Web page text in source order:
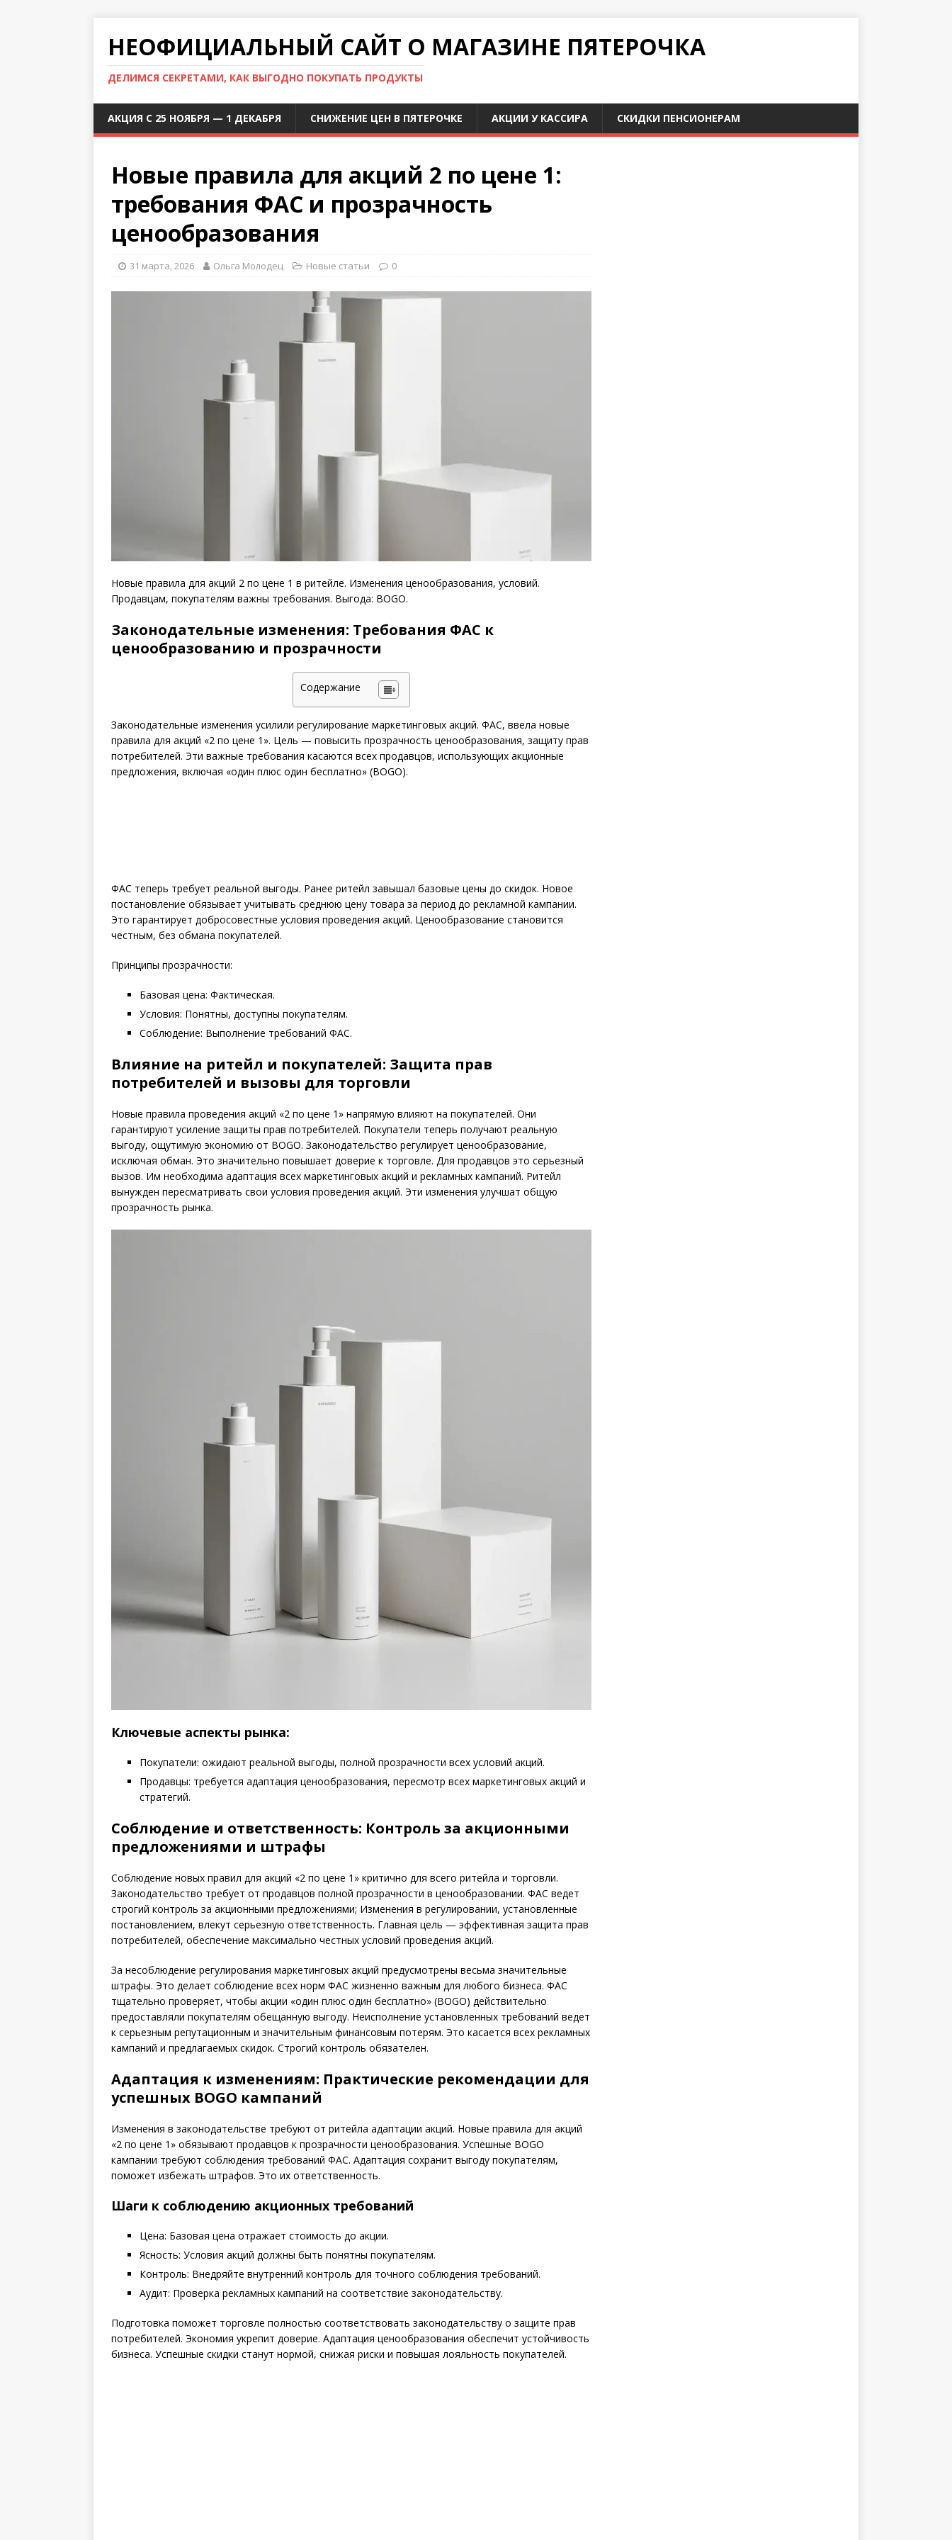
НЕОФИЦИАЛЬНЫЙ САЙТ О МАГАЗИНЕ ПЯТЕРОЧКА
ДЕЛИМСЯ СЕКРЕТАМИ, КАК ВЫГОДНО ПОКУПАТЬ ПРОДУКТЫ
АКЦИЯ С 25 НОЯБРЯ — 1 ДЕКАБРЯ СНИЖЕНИЕ ЦЕН В ПЯТЕРОЧКЕ АКЦИИ У КАССИРА СКИДКИ ПЕНСИОНЕРАМ
Новые правила для акций 2 по цене 1:
требования ФАС и прозрачность
ценообразования
31 марта, 2026 Ольга Молодец Новые статьи 0
Новые правила для акций 2 по цене 1 в ритейле. Изменения ценообразования, условий.
Продавцам, покупателям важны требования. Выгода: BOGO.
Законодательные изменения: Требования ФАС к
ценообразованию и прозрачности
Содержание
Законодательные изменения усилили регулирование маркетинговых акций. ФАС, ввела новые
правила для акций «2 по цене 1». Цель — повысить прозрачность ценообразования, защиту прав
потребителей. Эти важные требования касаются всех продавцов, использующих акционные
предложения, включая «один плюс один бесплатно» (BOGO).
ФАС теперь требует реальной выгоды. Ранее ритейл завышал базовые цены до скидок. Новое
постановление обязывает учитывать среднюю цену товара за период до рекламной кампании.
Это гарантирует добросовестные условия проведения акций. Ценообразование становится
честным, без обмана покупателей.
Принципы прозрачности:
Базовая цена: Фактическая.
Условия: Понятны, доступны покупателям.
Соблюдение: Выполнение требований ФАС.
Влияние на ритейл и покупателей: Защита прав
потребителей и вызовы для торговли
Новые правила проведения акций «2 по цене 1» напрямую влияют на покупателей. Они
гарантируют усиление защиты прав потребителей. Покупатели теперь получают реальную
выгоду, ощутимую экономию от BOGO. Законодательство регулирует ценообразование,
исключая обман. Это значительно повышает доверие к торговле. Для продавцов это серьезный
вызов. Им необходима адаптация всех маркетинговых акций и рекламных кампаний. Ритейл
вынужден пересматривать свои условия проведения акций. Эти изменения улучшат общую
прозрачность рынка.
Ключевые аспекты рынка:
Покупатели: ожидают реальной выгоды, полной прозрачности всех условий акций.
Продавцы: требуется адаптация ценообразования, пересмотр всех маркетинговых акций и
стратегий.
Соблюдение и ответственность: Контроль за акционными
предложениями и штрафы
Соблюдение новых правил для акций «2 по цене 1» критично для всего ритейла и торговли.
Законодательство требует от продавцов полной прозрачности в ценообразовании. ФАС ведет
строгий контроль за акционными предложениями; Изменения в регулировании, установленные
постановлением, влекут серьезную ответственность. Главная цель — эффективная защита прав
потребителей, обеспечение максимально честных условий проведения акций.
За несоблюдение регулирования маркетинговых акций предусмотрены весьма значительные
штрафы. Это делает соблюдение всех норм ФАС жизненно важным для любого бизнеса. ФАС
тщательно проверяет, чтобы акции «один плюс один бесплатно» (BOGO) действительно
предоставляли покупателям обещанную выгоду. Неисполнение установленных требований ведет
к серьезным репутационным и значительным финансовым потерям. Это касается всех рекламных
кампаний и предлагаемых скидок. Строгий контроль обязателен.
Адаптация к изменениям: Практические рекомендации для
успешных BOGO кампаний
Изменения в законодательстве требуют от ритейла адаптации акций. Новые правила для акций
«2 по цене 1» обязывают продавцов к прозрачности ценообразования. Успешные BOGO
кампании требуют соблюдения требований ФАС. Адаптация сохранит выгоду покупателям,
поможет избежать штрафов. Это их ответственность.
Шаги к соблюдению акционных требований
Цена: Базовая цена отражает стоимость до акции.
Ясность: Условия акций должны быть понятны покупателям.
Контроль: Внедряйте внутренний контроль для точного соблюдения требований.
Аудит: Проверка рекламных кампаний на соответствие законодательству.
Подготовка поможет торговле полностью соответствовать законодательству о защите прав
потребителей. Экономия укрепит доверие. Адаптация ценообразования обеспечит устойчивость
бизнеса. Успешные скидки станут нормой, снижая риски и повышая лояльность покупателей.